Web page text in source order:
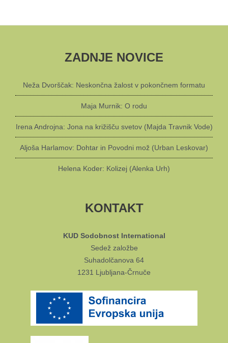
ZADNJE NOVICE
Neža Dvorščak: Neskončna žalost v pokončnem formatu
Maja Murnik: O rodu
Irena Androjna: Jona na križišču svetov (Majda Travnik Vode)
Aljoša Harlamov: Dohtar in Povodni mož (Urban Leskovar)
Helena Koder: Kolizej (Alenka Urh)
KONTAKT
KUD Sodobnost International
Sedež založbe
Suhadolčanova 64
1231 Ljubljana-Črnuče